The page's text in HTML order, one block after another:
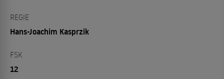
REGIE
Hans-Joachim Kasprzik
FSK
12